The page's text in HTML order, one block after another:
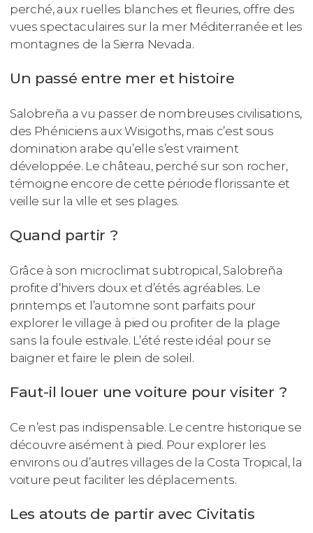
perché, aux ruelles blanches et fleuries, offre des
vues spectaculaires sur la mer Méditerranée et les
montagnes de la Sierra Nevada.
Un passé entre mer et histoire
Salobreña a vu passer de nombreuses civilisations,
des Phéniciens aux Wisigoths, mais c’est sous
domination arabe qu’elle s’est vraiment
développée. Le château, perché sur son rocher,
témoigne encore de cette période florissante et
veille sur la ville et ses plages.
Quand partir ?
Grâce à son microclimat subtropical, Salobreña
profite d’hivers doux et d’étés agréables. Le
printemps et l’automne sont parfaits pour
explorer le village à pied ou profiter de la plage
sans la foule estivale. L’été reste idéal pour se
baigner et faire le plein de soleil.
Faut-il louer une voiture pour visiter ?
Ce n’est pas indispensable. Le centre historique se
découvre aisément à pied. Pour explorer les
environs ou d’autres villages de la Costa Tropical, la
voiture peut faciliter les déplacements.
Les atouts de partir avec Civitatis